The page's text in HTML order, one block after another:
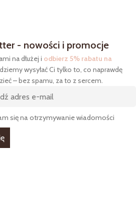
- nowości i promocje
na dłużej i odbierz 5% rabatu na
wysyłać Ci tylko to, co naprawdę
– bez spamu, za to z sercem.
się na otrzymywanie wiadomości